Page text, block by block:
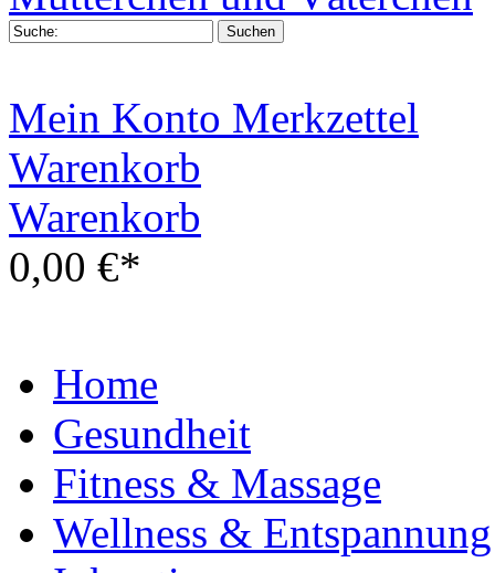
Mein Konto Merkzettel
Warenkorb
Warenkorb
0,00 €*
Home
Gesundheit
Fitness & Massage
Wellness & Entspannung